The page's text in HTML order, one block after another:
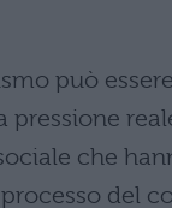
può
che
del